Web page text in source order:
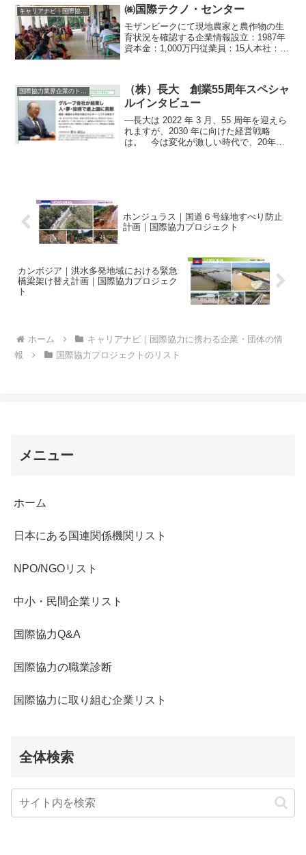
て、主に国際協力機構（JICA）が実施す
る途上国の開発事業...
キャリアナビ｜国際協力に携わる企業・団体の情報 ㈱国際テクノ・センター
モザンビークにて現地農家と農作物の生
育状況を確認する企業情報設立：1987年
資本金：1,000万円従業員：15人本社：東
2-1...
国際協力業界企業のトップインタビュー
（株）長大 創業55周年スペシャ
ルインタビュー
―長大は 2022 年 3 月、55 周年を迎えら
れますが、2030 年に向けた経営戦略
は。 今は変化が激しい時代で、20年、
ホンジュラス｜国道６号線地すべり防止
計画｜国際協力プロジェクト
カンボジア｜洪水多発地域における緊急
橋梁架け替え計画｜国際協力プロジェク
ト
ホーム
キャリアナビ｜国際協力に携わる企業・団体の情
報
国際協力プロジェクトのリスト
メニュー
ホーム
日本にある国連関係機関リスト
NPO/NGOリスト
中小・民間企業リスト
国際協力Q&A
国際協力の職業診断
国際協力に取り組む企業リスト
全体検索